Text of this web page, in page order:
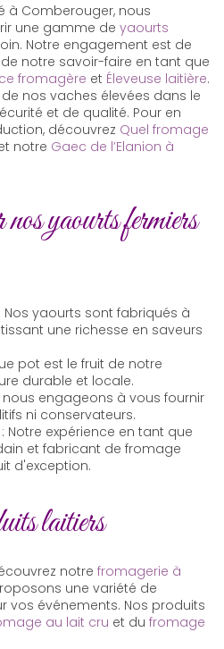
à Comberouger, nous
une gamme de yaourts
Notre engagement est de
notre savoir-faire en tant que
fromagère et Éleveuse laitière.
nos vaches élevées dans le
et de qualité. Pour en
découvrez Quel fromage
notre Gaec de l’Elanion à
yaourts fermiers
: Nos yaourts sont fabriqués à
une richesse en saveurs
pot est le fruit de notre
durable et locale.
nous engageons à vous fournir
ni conservateurs.
: Notre expérience en tant que
et fabricant de fromage
d'exception.
laitiers
notre fromagerie à
une variété de
vos événements. Nos produits
au lait cru et du fromage